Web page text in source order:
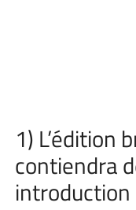
1) L’édition
contiendra